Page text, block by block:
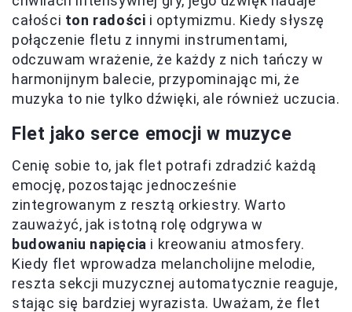
całości ton radości i optymizmu. Kiedy słyszę
połączenie fletu z innymi instrumentami,
odczuwam wrażenie, że każdy z nich tańczy w
harmonijnym balecie, przypominając mi, że
muzyka to nie tylko dźwięki, ale również uczucia.
Flet jako serce emocji w muzyce
Cenię sobie to, jak flet potrafi zdradzić każdą
emocję, pozostając jednocześnie
zintegrowanym z resztą orkiestry. Warto
zauważyć, jak istotną rolę odgrywa w
budowaniu napięcia i kreowaniu atmosfery.
Kiedy flet wprowadza melancholijne melodie,
reszta sekcji muzycznej automatycznie reaguje,
stając się bardziej wyrazista. Uważam, że flet